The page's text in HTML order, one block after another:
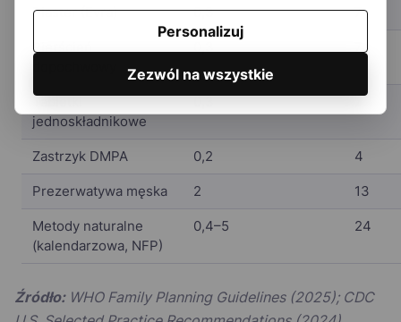
Plaster (Evra) 0,3 7
Pierścień
Tabletki
jednoskładnikowe
0,3 7
Zastrzyk DMPA 0,2 4
Prezerwatywa męska 2 13
Metody naturalne
(kalendarzowa, NFP)
0,4–5 24
Źródło:WHO Family Planning Guidelines (2025); CDC
Personalizuj
Zezwól na wszystkie